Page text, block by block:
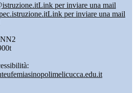
Link per inviare una mail
Link per inviare una mail